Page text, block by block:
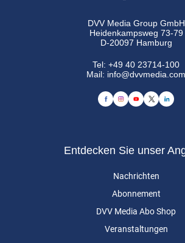
DVV Media Group GmbH
Heidenkampsweg 73-79
D-20097 Hamburg
Tel:+49 40 23714-100
Mail: info@dvvmedia.com
Entdecken Sie unser
Nachrichten
Abonnement
DVV Media Abo Shop
Veranstaltungen